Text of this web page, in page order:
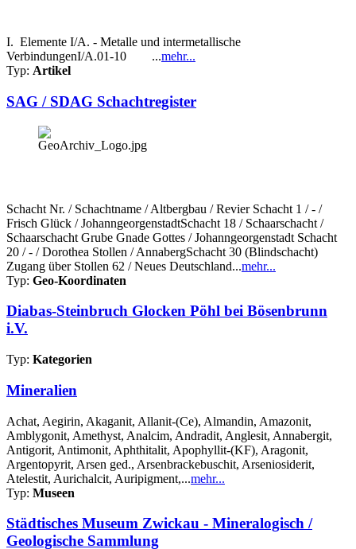
I. Elemente I/A. - Metalle und intermetallische
VerbindungenI/A.01-10 ...mehr...
Typ: Artikel
SAG / SDAG Schachtregister
Schacht Nr. / Schachtname / Altbergbau / Revier Schacht 1 / - /
Frisch Glück / JohanngeorgenstadtSchacht 18 / Schaarschacht /
Schaarschacht Grube Gnade Gottes / Johanngeorgenstadt Schacht
20 / - / Dorothea Stollen / AnnabergSchacht 30 (Blindschacht)
Zugang über Stollen 62 / Neues Deutschland...mehr...
Typ: Geo-Koordinaten
Diabas-Steinbruch Glocken Pöhl bei Bösenbrunn
i.V.
Typ: Kategorien
Mineralien
Achat, Aegirin, Akaganit, Allanit-(Ce), Almandin, Amazonit,
Amblygonit, Amethyst, Analcim, Andradit, Anglesit, Annabergit,
Antigorit, Antimonit, Aphthitalit, Apophyllit-(KF), Aragonit,
Argentopyrit, Arsen ged., Arsenbrackebuschit, Arseniosiderit,
Atelestit, Aurichalcit, Auripigment,...mehr...
Typ: Museen
Städtisches Museum Zwickau - Mineralogisch /
Geologische Sammlung